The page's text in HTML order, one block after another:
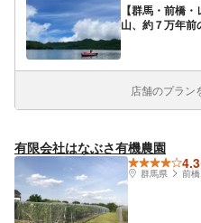
【群馬・前橋
山、約７万年前
湖』 原生林に
アクセスも良
てみませんか!
店舗のプラン
有限会社はなぶさ有機農園
4.3
群馬県
前